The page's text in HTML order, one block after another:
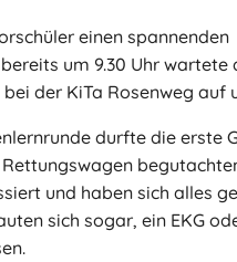
einen spannenden
um 9.30 Uhr wartete
der KiTa Rosenweg auf
durfte die erste
und haben sich alles
sich sogar, ein EKG